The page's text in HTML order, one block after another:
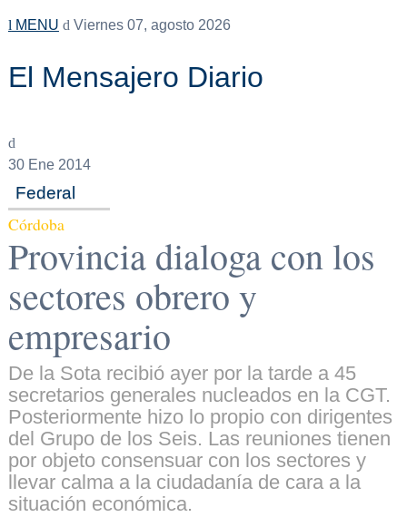
MENU Viernes 07, agosto 2026
El Mensajero Diario
30Ene 2014
Federal
Córdoba
Provincia dialoga con los
sectores obrero y
empresario
De la Sota recibió ayer por la tarde a 45
secretarios generales nucleados en la CGT.
Posteriormente hizo lo propio con dirigentes
del Grupo de los Seis. Las reuniones tienen
por objeto consensuar con los sectores y
llevar calma a la ciudadanía de cara a la
situación económica.